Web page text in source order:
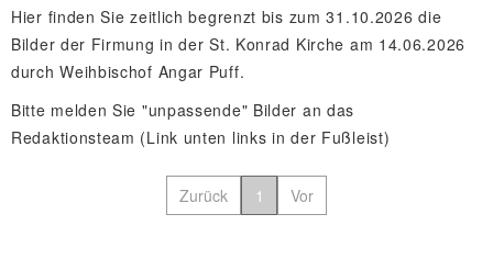
Hier finden Sie zeitlich begrenzt bis zum 31.10.2026 die
Bilder der Firmung in der St. Konrad Kirche am 14.06.2026
durch Weihbischof Angar Puff.
Bitte melden Sie "unpassende" Bilder an das
Redaktionsteam (Link unten links in der Fußleist)
Zurück 1 Vor